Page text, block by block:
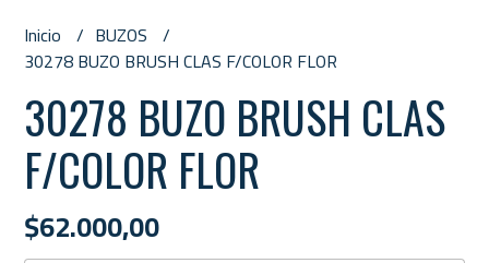
Inicio
BUZOS
30278 BUZO BRUSH CLAS F/COLOR FLOR
30278 BUZO BRUSH CLAS
F/COLOR FLOR
$62.000,00